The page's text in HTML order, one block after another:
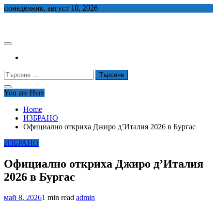
Skip
понеделник, август 10, 2026
Търсене
за:
You are Here
Home
ИЗБРАНО
Официално откриха Джиро д’Италия 2026 в Бургас
ИЗБРАНО
Официално откриха Джиро д’Италия
2026 в Бургас
май 8, 20261 min read admin